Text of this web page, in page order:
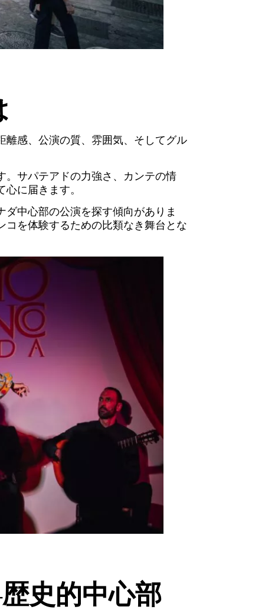
感、公演の質、雰囲気、そしてグル
。サパテアドの力強さ、カンテの情
に届きます。
中心部の公演を探す傾向がありま
を体験するための比類なき舞台とな
史的中心部